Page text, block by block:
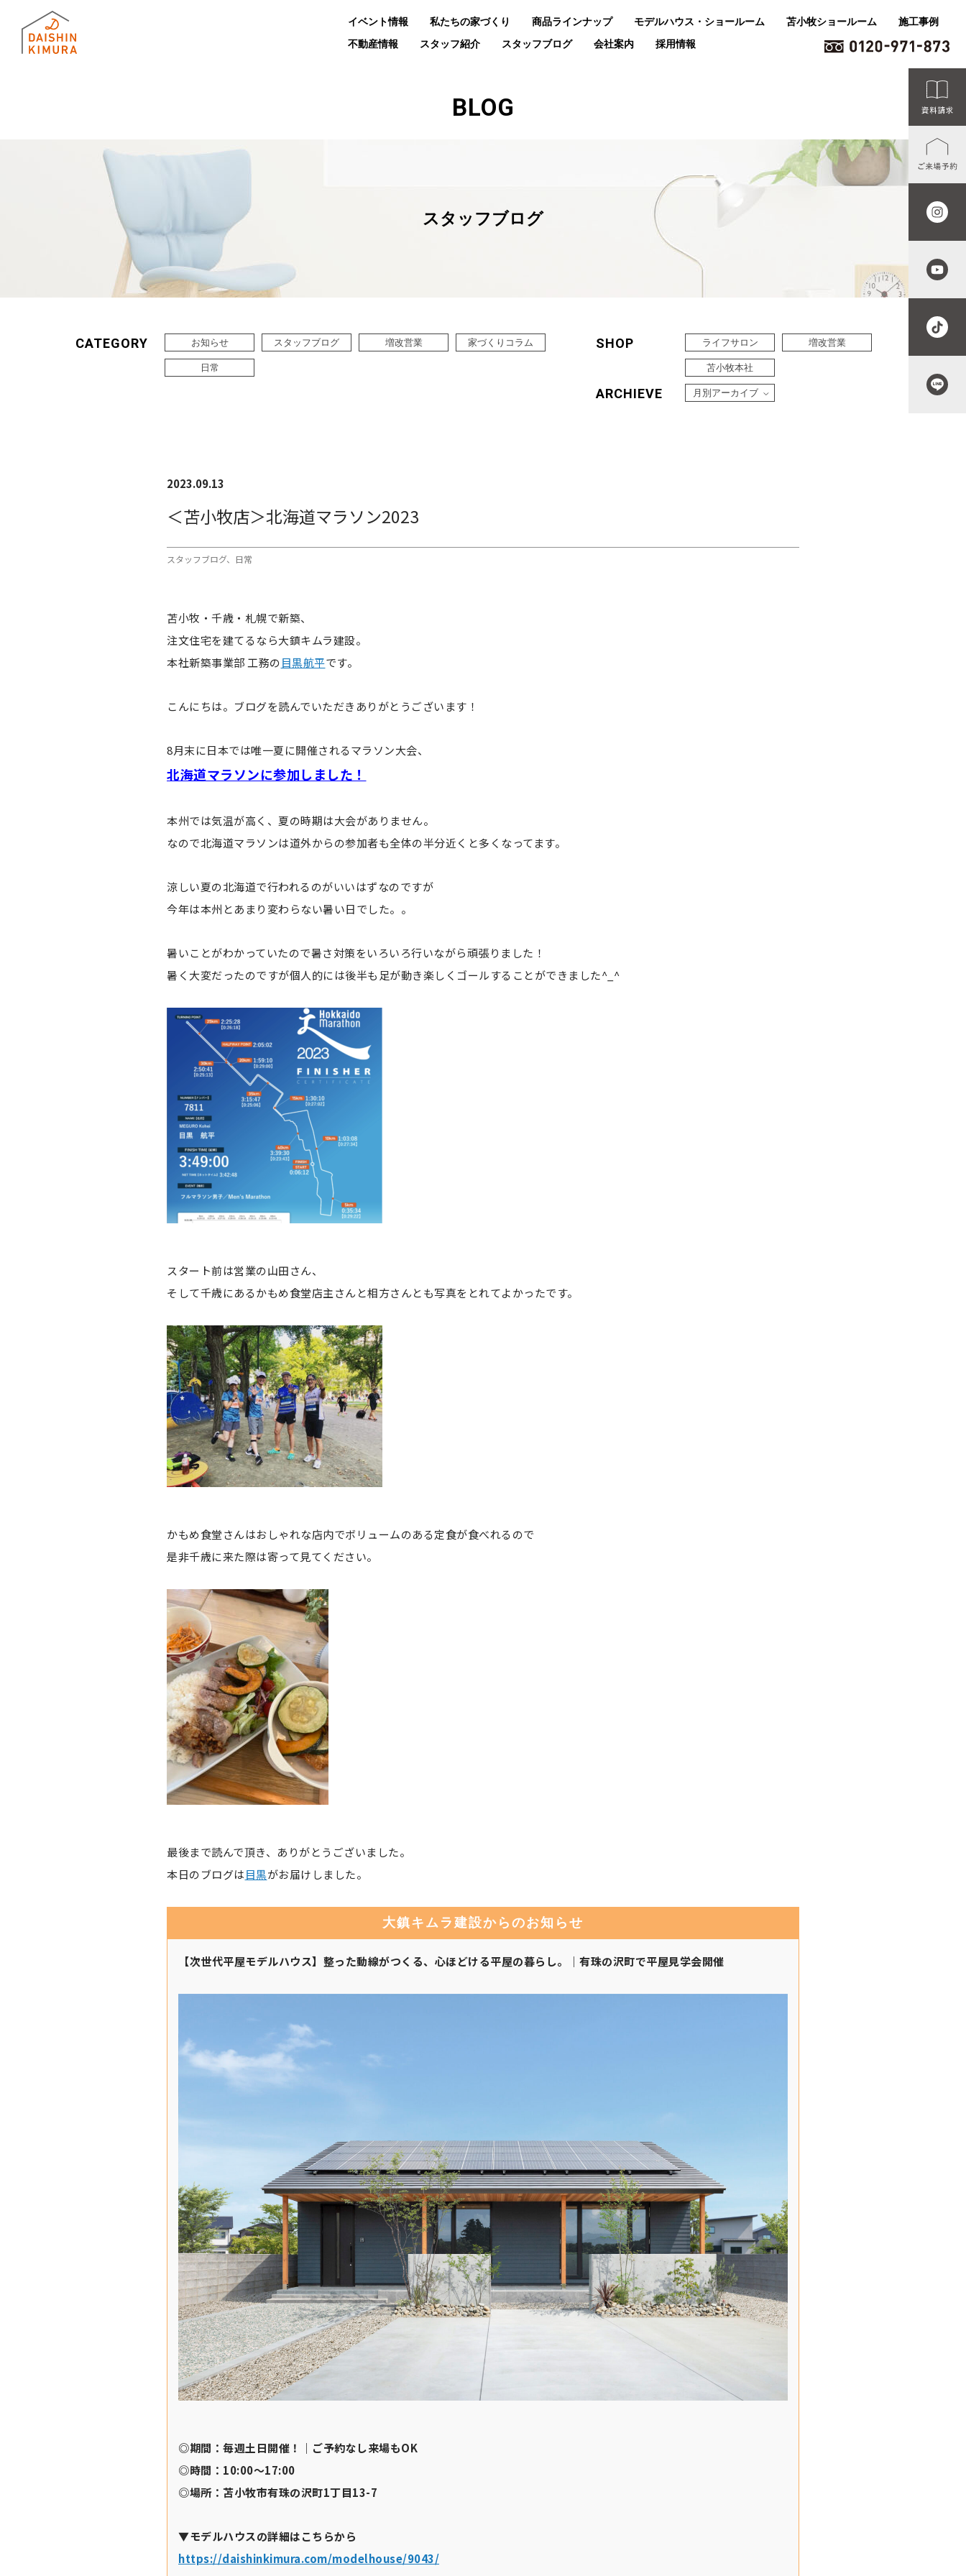
イベント情報 私たちの家づくり 商品ラインナップ モデルハウス・ショールーム 苫小牧ショールーム
施工事例
不動産情報
スタッフ紹介 スタッフブログ 会社案内 採用情報
BLOG
スタッフブログ
CATEGORY お知らせ スタッフブログ 増改営業 家づくりコラム
日常
SHOP ライフサロン 増改営業
苫小牧本社
ARCHIEVE
2023.09.13
＜苫小牧店＞北海道マラソン2023
スタッフブログ 日常
苫小牧・千歳・札幌で新築、
注文住宅を建てるなら大鎮キムラ建設。
本社新築事業部 工務の目黒航平です。
こんにちは。ブログを読んでいただきありがとうございます！
8月末に日本では唯一夏に開催されるマラソン大会、
北海道マラソンに参加しました！
本州では気温が高く、夏の時期は大会がありません。
なので北海道マラソンは道外からの参加者も全体の半分近くと多くなってます。
涼しい夏の北海道で行われるのがいいはずなのですが
今年は本州とあまり変わらない暑い日でした。。
暑いことがわかっていたので暑さ対策をいろいろ行いながら頑張りました！
暑く大変だったのですが個人的には後半も足が動き楽しくゴールすることができました^_^
スタート前は営業の山田さん、
そして千歳にあるかもめ食堂店主さんと相方さんとも写真をとれてよかったです。
かもめ食堂さんはおしゃれな店内でボリュームのある定食が食べれるので
是非千歳に来た際は寄って見てください。
最後まで読んで頂き、ありがとうございました。
本日のブログは目黒がお届けしました。
大鎮キムラ建設からのお知らせ
【次世代平屋モデルハウス】整った動線がつくる、心ほどける平屋の暮らし。｜有珠の沢町で平屋見学会開催
◎期間：毎週土日開催！｜ご予約なし来場もOK
◎時間：10:00～17:00
◎場所：苫小牧市有珠の沢町1丁目13-7
▼モデルハウスの詳細はこちらから
https://daishinkimura.com/modelhouse/9043/